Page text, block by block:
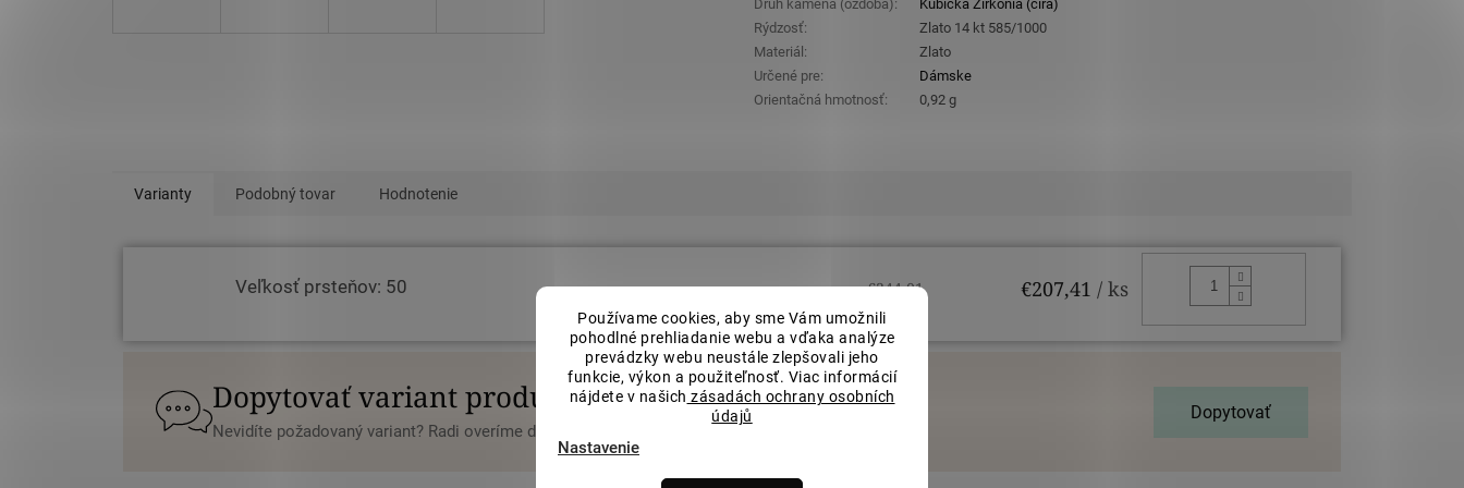
Používame cookies, aby sme Vám umožnili
pohodlné prehliadanie webu a vďaka analýze
prevádzky webu neustále zlepšovali jeho
funkcie, výkon a použiteľnosť. Viac informácií
nájdete v našich zásadách ochrany osobních
údajů
Nastavenie
Druh kameňa (ozdoba):
Kubická Zirkónia (čirá)
Rýdzosť:
Zlato 14 kt 585/1000
Materiál :
Zlato
Určené pre:
Dámske
Orientačná hmotnosť: 0,92 g
Varianty Podobný tovar Hodnotenie
Veľkosť prsteňov: 50 €244,01 €207,41 / ks
Dopytovať variant produktu
Nevidíte požadovaný variant? Radi overíme dostupnosť alebo možnosť objednania.
Dopytovať